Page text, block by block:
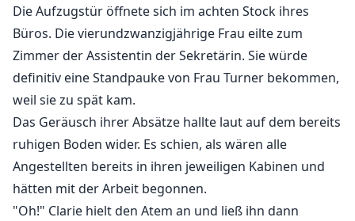
Die Aufzugstür öffnete sich im achten Stock ihres
Büros. Die vierundzwanzigjährige Frau eilte zum
Zimmer der Assistentin der Sekretärin. Sie würde
definitiv eine Standpauke von Frau Turner bekommen,
weil sie zu spät kam.
Das Geräusch ihrer Absätze hallte laut auf dem bereits
ruhigen Boden wider. Es schien, als wären alle
Angestellten bereits in ihren jeweiligen Kabinen und
hätten mit der Arbeit begonnen.
"Oh!" Clarie hielt den Atem an und ließ ihn dann